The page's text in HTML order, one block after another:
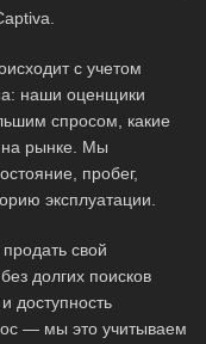
с учетом
наши оценщики
спросом, какие
на рынке. Мы
пробег,
эксплуатации.
свой
долгих поисков
доступность
— мы это учитываем